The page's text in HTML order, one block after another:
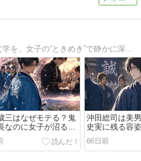
三はなぜモテる？鬼
なのに女子が沼る5
由
沖田総司は美
史実に残る容
説”の理由
66日前